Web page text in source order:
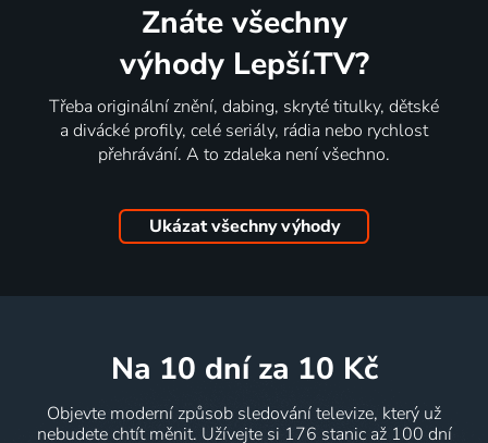
Znáte všechny
výhody Lepší.TV?
Třeba originální znění, dabing, skryté titulky, dětské
a divácké profily, celé seriály, rádia nebo rychlost
přehrávání. A to zdaleka není všechno.
Ukázat všechny výhody
na 10 dní za 10 Kč
Objevte moderní způsob sledování televize, který už
nebudete chtít měnit. Užívejte si 176 stanic až 100 dní